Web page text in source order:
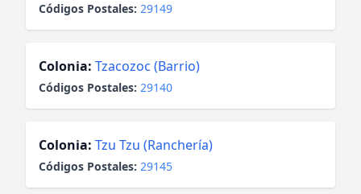
Códigos Postales: 29149
Colonia: Tzacozoc (Barrio)
Códigos Postales: 29140
Colonia: Tzu Tzu (Ranchería)
Códigos Postales: 29145